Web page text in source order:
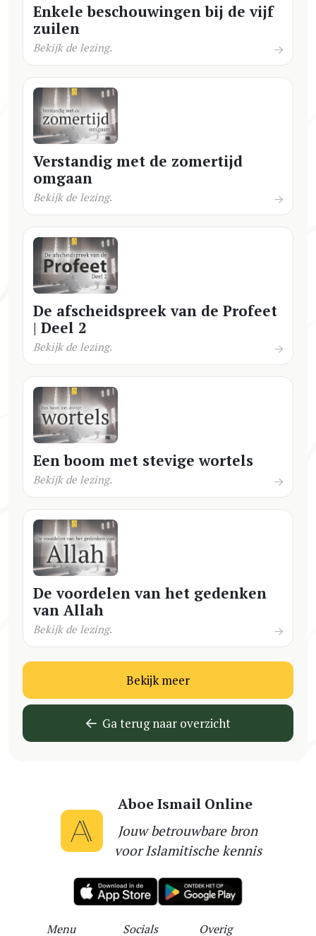
Enkele beschouwingen bij de vijf
zuilen
Bekijk de lezing.
Verstandig met de zomertijd
omgaan
Bekijk de lezing.
De afscheidspreek van de Profeet
| Deel 2
Bekijk de lezing.
Een boom met stevige wortels
Bekijk de lezing.
De voordelen van het gedenken
van Allah
Bekijk de lezing.
Bekijk meer
Ga terug naar overzicht
Aboe Ismail Online
Jouw betrouwbare bron
voor Islamitische kennis
Menu Socials Overig